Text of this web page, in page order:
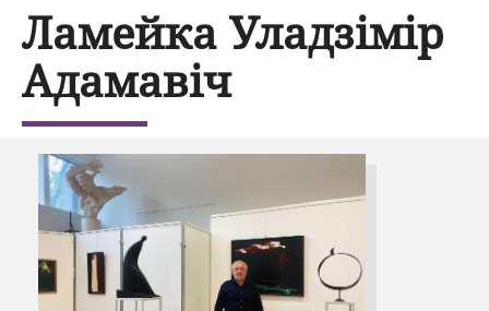
Ламейка Уладзімір
Адамавіч